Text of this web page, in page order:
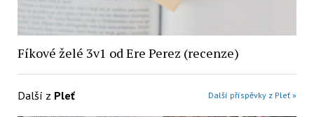
Fíkové želé 3v1 od Ere Perez (recenze)
Další z Pleť Další příspěvky z Pleť »